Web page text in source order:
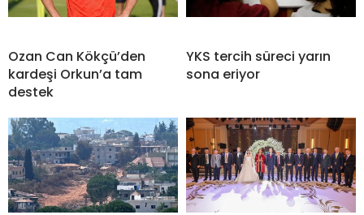
Ozan Can Kökçü’den
kardeşi Orkun’a tam
destek
YKS tercih süreci yarın
sona eriyor